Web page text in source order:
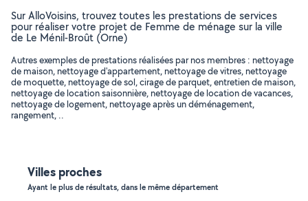
Sur AlloVoisins, trouvez toutes les prestations de services
pour réaliser votre projet de Femme de ménage sur la ville
de Le Ménil-Broût (Orne)
Autres exemples de prestations réalisées par nos membres : nettoyage
de maison, nettoyage d'appartement, nettoyage de vitres, nettoyage
de moquette, nettoyage de sol, cirage de parquet, entretien de maison,
nettoyage de location saisonnière, nettoyage de location de vacances,
nettoyage de logement, nettoyage après un déménagement,
rangement, ..
Villes proches
Ayant le plus de résultats, dans le même département